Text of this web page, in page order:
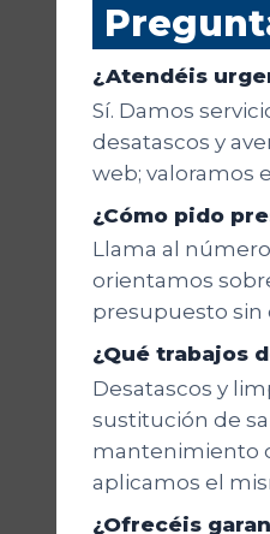
¿Atendéis
Sí. Damos
desatascos y
web; valoramos
¿Cómo pido
Llama al
orientamos
presupuesto sin
¿Qué trabajos
Desatascos y
sustitución de
mantenimiento
aplicamos el
¿Ofrecéis